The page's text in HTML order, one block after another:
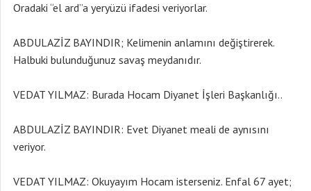
Oradaki “el ard”a yeryüzü ifadesi veriyorlar.
ABDULAZİZ BAYINDIR; Kelimenin anlamını değiştirerek.
Halbuki bulunduğunuz savaş meydanıdır.
VEDAT YILMAZ: Burada Hocam Diyanet İşleri Başkanlığı..
ABDULAZİZ BAYINDIR: Evet Diyanet meali de aynısını
veriyor.
VEDAT YILMAZ: Okuyayım Hocam isterseniz. Enfal 67 ayet;